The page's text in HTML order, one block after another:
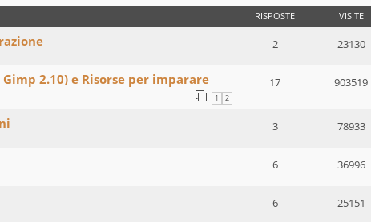
RISPOSTE VISITE
2 23130
2.10) e Risorse per imparare
1 2
17 903519
3 78933
6 36996
6 25151